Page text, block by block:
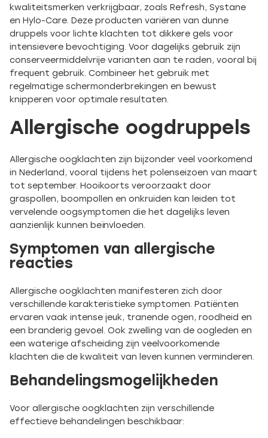
kwaliteitsmerken verkrijgbaar, zoals Refresh, Systane
en Hylo-Care. Deze producten variëren van dunne
druppels voor lichte klachten tot dikkere gels voor
intensievere bevochtiging. Voor dagelijks gebruik zijn
conserveermiddelvrije varianten aan te raden, vooral bij
frequent gebruik. Combineer het gebruik met
regelmatige schermonderbrekingen en bewust
knipperen voor optimale resultaten.
Allergische oogdruppels
Allergische oogklachten zijn bijzonder veel voorkomend
in Nederland, vooral tijdens het polenseizoen van maart
tot september. Hooikoorts veroorzaakt door
graspollen, boompollen en onkruiden kan leiden tot
vervelende oogsymptomen die het dagelijks leven
aanzienlijk kunnen beïnvloeden.
Symptomen van allergische
reacties
Allergische oogklachten manifesteren zich door
verschillende karakteristieke symptomen. Patiënten
ervaren vaak intense jeuk, tranende ogen, roodheid en
een branderig gevoel. Ook zwelling van de oogleden en
een waterige afscheiding zijn veelvoorkomende
klachten die de kwaliteit van leven kunnen verminderen.
Behandelingsmogelijkheden
Voor allergische oogklachten zijn verschillende
effectieve behandelingen beschikbaar: